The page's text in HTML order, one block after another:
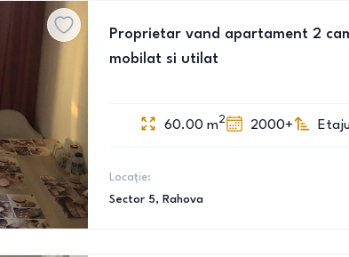
Proprietar vand apartament 2
mobilat si utilat
60.00 m2 2000+
Locație:
Sector 5, Rahova